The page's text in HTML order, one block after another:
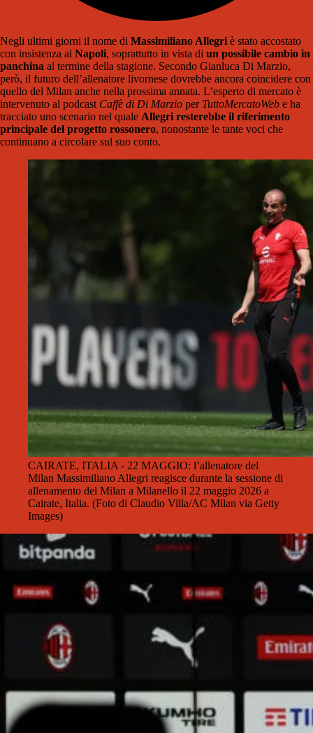
Negli ultimi giorni il nome di Massimiliano Allegriè stato accostato
con insistenza al Napoli, soprattutto in vista di un possibile cambio in
panchina al termine della stagione. Secondo Gianluca Di Marzio,
però, il futuro dell’allenatore livornese dovrebbe ancora coincidere con
quello del Milan anche nella prossima annata. L’esperto di mercato è
intervenuto al podcast Caffè di Di Marzio per TuttoMercatoWeb e ha
tracciato uno scenario nel quale Allegri resterebbe il riferimento
principale del progetto rossonero, nonostante le tante voci che
continuano a circolare sul suo conto.
CAIRATE, ITALIA - 22 MAGGIO: l’allenatore del
Milan Massimiliano Allegri reagisce durante la sessione di
allenamento del Milan a Milanello il 22 maggio 2026 a
Cairate, Italia. (Foto di Claudio Villa/AC Milan via Getty
Images)